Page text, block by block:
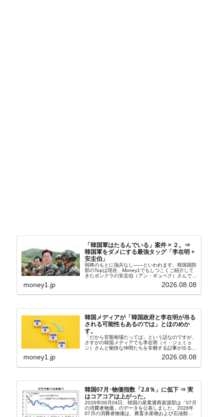
「韓国軍はたるんでいる」案件 × ２。⇒
韓国軍をダメにする最強タッグ「李在明 +
安圭伯」
弱将のもとに強兵なし――といわれます。韓国国防
部のTopは現在、Money1でもしつこくご紹介して
きたボンクラの安圭伯（アン・ギュベク）さんで
さんと「韓国初の文官上がり」の国防部長官安圭伯
money1.jp 2026.08.08
韓国メディアが「韓国政府と李在明が吊る
される可能性もあるのでは」とほのめか
す。
「だから官製相場だってば」という話なのですが、
さすがの韓国メディアでも李在明（イ・ジェミョ
ン）さんと愉快な仲間たちを非難する記事が出るよ
『朝鮮日報』に面白い記事が出ています。「東西南
money1.jp 2026.08.08
韓国07月･物価指数「2.8％」に低下 ⇒ 実
はコアコアは上がった。
2026年08月04日、韓国の産業通商資源部は「07月
の消費者物価」のデータを公表しました。2026年
07月の消費者物価は、農畜水産物および石油類の